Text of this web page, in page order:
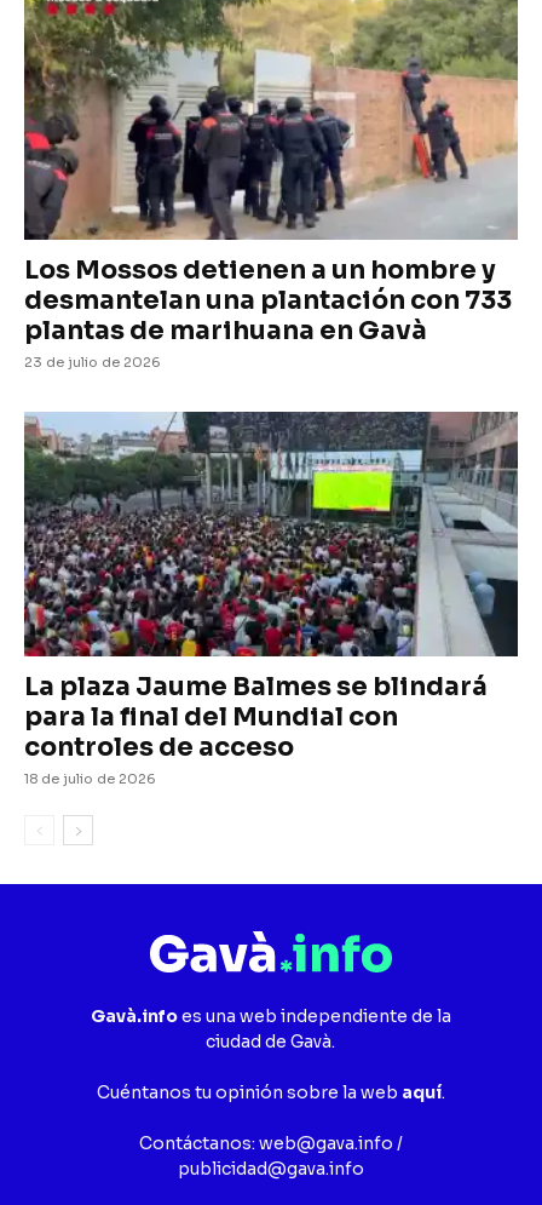
Los Mossos detienen a un hombre y
desmantelan una plantación con 733
plantas de marihuana en Gavà
23 de julio de 2026
La plaza Jaume Balmes se blindará
para la final del Mundial con
controles de acceso
18 de julio de 2026
Gavà.infoes una web independiente de la
ciudad de Gavà.
Cuéntanos tu opinión sobre la web aquí.
Contáctanos: web@gava.info /
publicidad@gava.info